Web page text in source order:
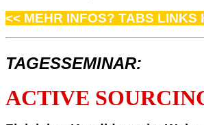
<< MEHR INFOS? TABS LINKS
TAGESSEMINAR:
ACTIVE